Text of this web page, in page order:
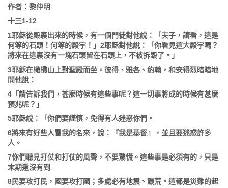
作者：黎仲明
十三1-12
1耶穌從殿裏出來的時候，有一個門徒對他說：「夫子，請看，這是
何等的石頭！何等的殿宇！」 2耶穌對他說：「你看見這大殿宇嗎？
將來在這裏沒有一塊石頭留在石頭上，不被拆毀了。」
3耶穌在橄欖山上對聖殿而坐。彼得、雅各、約翰，和安得烈暗暗地
問他說：
4 「請告訴我們，甚麼時候有這些事呢？這一切事將成的時候有甚麼
預兆呢？」
5耶穌說：「你們要謹慎，免得有人迷惑你們。
6將來有好些人冒我的名來，說：『我是基督』，並且要迷惑許多
人。
7你們聽見打仗和打仗的風聲，不要驚慌。這些事是必須有的，只是
末期還沒有到
8民要攻打民，國要攻打國；多處必有地震、饑荒。這都是災難的起